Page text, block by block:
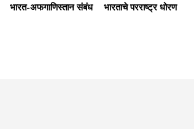
भारत-अफगाणिस्तान संबंध भारताचे परराष्ट्र धोरण